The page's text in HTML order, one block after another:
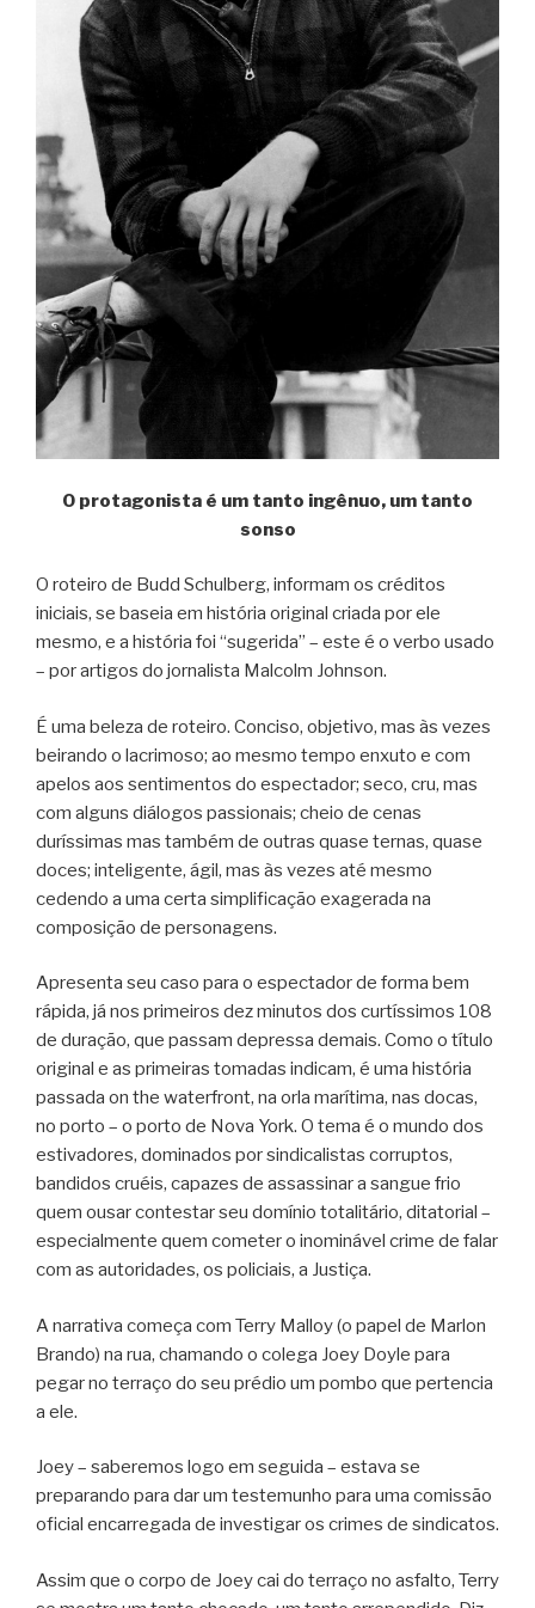
O protagonista é um tanto ingênuo, um tanto
sonso
O roteiro de Budd Schulberg, informam os créditos
iniciais, se baseia em história original criada por ele
mesmo, e a história foi “sugerida” – este é o verbo usado
– por artigos do jornalista Malcolm Johnson.
É uma beleza de roteiro. Conciso, objetivo, mas às vezes
beirando o lacrimoso; ao mesmo tempo enxuto e com
apelos aos sentimentos do espectador; seco, cru, mas
com alguns diálogos passionais; cheio de cenas
duríssimas mas também de outras quase ternas, quase
doces; inteligente, ágil, mas às vezes até mesmo
cedendo a uma certa simplificação exagerada na
composição de personagens.
Apresenta seu caso para o espectador de forma bem
rápida, já nos primeiros dez minutos dos curtíssimos 108
de duração, que passam depressa demais. Como o título
original e as primeiras tomadas indicam, é uma história
passada on the waterfront, na orla marítima, nas docas,
no porto – o porto de Nova York. O tema é o mundo dos
estivadores, dominados por sindicalistas corruptos,
bandidos cruéis, capazes de assassinar a sangue frio
quem ousar contestar seu domínio totalitário, ditatorial –
especialmente quem cometer o inominável crime de falar
com as autoridades, os policiais, a Justiça.
A narrativa começa com Terry Malloy (o papel de Marlon
Brando) na rua, chamando o colega Joey Doyle para
pegar no terraço do seu prédio um pombo que pertencia
a ele.
Joey – saberemos logo em seguida – estava se
preparando para dar um testemunho para uma comissão
oficial encarregada de investigar os crimes de sindicatos.
Assim que o corpo de Joey cai do terraço no asfalto, Terry